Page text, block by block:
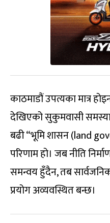
काठमाडौं उपत्यका मात्र
देखिएको सुकुमवासी समस्या
बढी “भूमि शासन (land
परिणाम हो। जब नीति
समन्वय हुँदैन, तब
प्रयोग अव्यवस्थित बन्छ।